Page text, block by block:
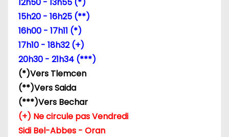
e
a
r
t
15h20 - 16h25 (**)
16h00 - 17h11 (*)
17h10 - 18h32 (+)
20h30 - 21h34 (***)
(*)Vers Tlemcen
(**)Vers Saida
(***)Vers Bechar
(+) Ne circule pas Vendredi
Sidi Bel-Abbes - Oran